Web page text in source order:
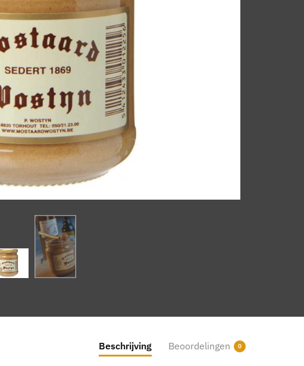
Beschrijving Beoordelingen 0